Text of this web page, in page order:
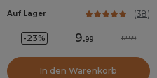
Auf Lager (38)
-23% 9.99 12.99
In den Warenkorb